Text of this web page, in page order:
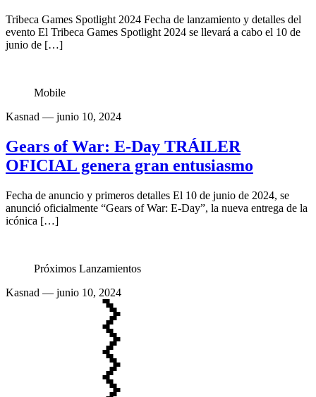
Tribeca Games Spotlight 2024 Fecha de lanzamiento y detalles del
evento El Tribeca Games Spotlight 2024 se llevará a cabo el 10 de
junio de […]
Mobile
Kasnad — junio 10, 2024
Gears of War: E-Day TRÁILER
OFICIAL genera gran entusiasmo
Fecha de anuncio y primeros detalles El 10 de junio de 2024, se
anunció oficialmente “Gears of War: E-Day”, la nueva entrega de la
icónica […]
Próximos Lanzamientos
Kasnad — junio 10, 2024